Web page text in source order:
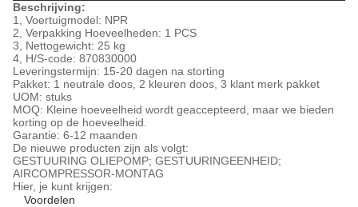
Beschrijving:
1, Voertuigmodel: NPR
2, Verpakking Hoeveelheden: 1 PCS
3, Nettogewicht: 25 kg
4, H/S-code: 870830000
Leveringstermijn: 15-20 dagen na storting
Pakket: 1 neutrale doos, 2 kleuren doos, 3 klant merk pakket
UOM: stuks
MOQ: Kleine hoeveelheid wordt geaccepteerd, maar we bieden
korting op de hoeveelheid.
Garantie: 6-12 maanden
De nieuwe producten zijn als volgt:
GESTUURING OLIEPOMP; GESTUURINGEENHEID;
AIRCOMPRESSOR-MONTAG
Hier, je kunt krijgen:
Voordelen